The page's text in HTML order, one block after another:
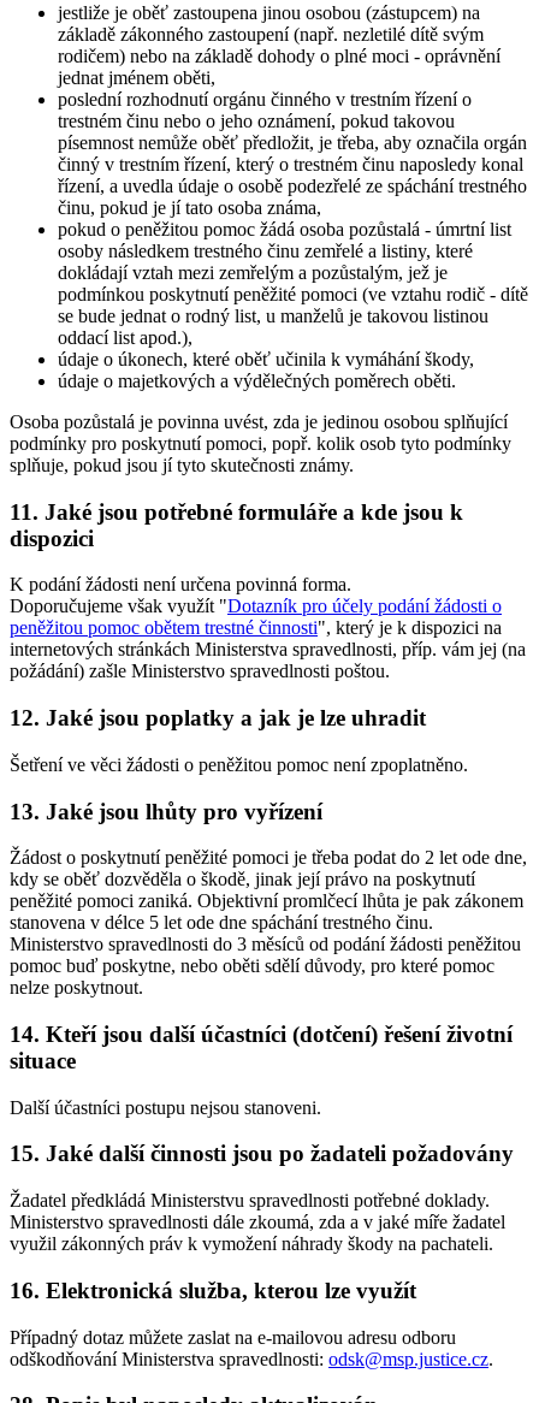
jestliže je oběť zastoupena jinou osobou (zástupcem) na
základě zákonného zastoupení (např. nezletilé dítě svým
rodičem) nebo na základě dohody o plné moci - oprávnění
jednat jménem oběti,
poslední rozhodnutí orgánu činného v trestním řízení o
trestném činu nebo o jeho oznámení, pokud takovou
písemnost nemůže oběť předložit, je třeba, aby označila orgán
činný v trestním řízení, který o trestném činu naposledy konal
řízení, a uvedla údaje o osobě podezřelé ze spáchání trestného
činu, pokud je jí tato osoba známa,
pokud o peněžitou pomoc žádá osoba pozůstalá - úmrtní list
osoby následkem trestného činu zemřelé a listiny, které
dokládají vztah mezi zemřelým a pozůstalým, jež je
podmínkou poskytnutí peněžité pomoci (ve vztahu rodič - dítě
se bude jednat o rodný list, u manželů je takovou listinou
oddací list apod.),
údaje o úkonech, které oběť učinila k vymáhání škody,
údaje o majetkových a výdělečných poměrech oběti.
Osoba pozůstalá je povinna uvést, zda je jedinou osobou splňující
podmínky pro poskytnutí pomoci, popř. kolik osob tyto podmínky
splňuje, pokud jsou jí tyto skutečnosti známy.
11. Jaké jsou potřebné formuláře a kde jsou k
dispozici
K podání žádosti není určena povinná forma.
Doporučujeme však využít "Dotazník pro účely podání žádosti o
peněžitou pomoc obětem trestné činnosti", který je k dispozici na
internetových stránkách Ministerstva spravedlnosti, příp. vám jej (na
požádání) zašle Ministerstvo spravedlnosti poštou.
12. Jaké jsou poplatky a jak je lze uhradit
Šetření ve věci žádosti o peněžitou pomoc není zpoplatněno.
13. Jaké jsou lhůty pro vyřízení
Žádost o poskytnutí peněžité pomoci je třeba podat do 2 let ode dne,
kdy se oběť dozvěděla o škodě, jinak její právo na poskytnutí
peněžité pomoci zaniká. Objektivní promlčecí lhůta je pak zákonem
stanovena v délce 5 let ode dne spáchání trestného činu.
Ministerstvo spravedlnosti do 3 měsíců od podání žádosti peněžitou
pomoc buď poskytne, nebo oběti sdělí důvody, pro které pomoc
nelze poskytnout.
14. Kteří jsou další účastníci (dotčení) řešení životní
situace
Další účastníci postupu nejsou stanoveni.
15. Jaké další činnosti jsou po žadateli požadovány
Žadatel předkládá Ministerstvu spravedlnosti potřebné doklady.
Ministerstvo spravedlnosti dále zkoumá, zda a v jaké míře žadatel
využil zákonných práv k vymožení náhrady škody na pachateli.
16. Elektronická služba, kterou lze využít
Případný dotaz můžete zaslat na e-mailovou adresu odboru
odškodňování Ministerstva spravedlnosti: odsk@msp.justice.cz.